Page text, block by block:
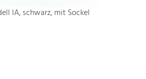
IA, schwarz, mit Sockel